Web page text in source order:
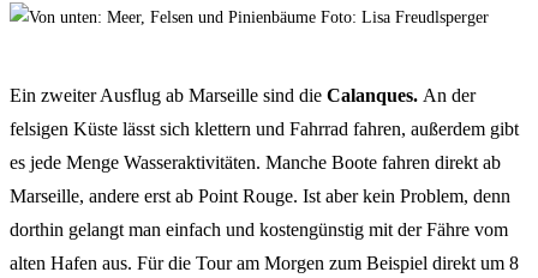
Ein zweiter Ausflug ab Marseille sind die Calanques. An der
felsigen Küste lässt sich klettern und Fahrrad fahren, außerdem gibt
es jede Menge Wasseraktivitäten. Manche Boote fahren direkt ab
Marseille, andere erst ab Point Rouge. Ist aber kein Problem, denn
dorthin gelangt man einfach und kostengünstig mit der Fähre vom
alten Hafen aus. Für die Tour am Morgen zum Beispiel direkt um 8